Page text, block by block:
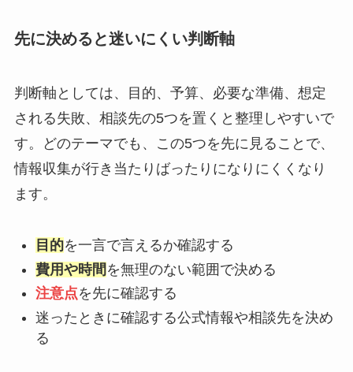
先に決めると迷いにくい判断軸
判断軸としては、目的、予算、必要な準備、想定
される失敗、相談先の5つを置くと整理しやすいで
す。どのテーマでも、この5つを先に見ることで、
情報収集が行き当たりばったりになりにくくなり
ます。
目的を一言で言えるか確認する
費用や時間 を無理のない範囲で決める
注意点を先に確認する
迷ったときに確認する公式情報や相談先を決め
る